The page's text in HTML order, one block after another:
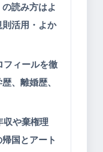
読み方はよ
活用・よか
フィールを徹
、離婚歴、
収や棄権理
国とアート